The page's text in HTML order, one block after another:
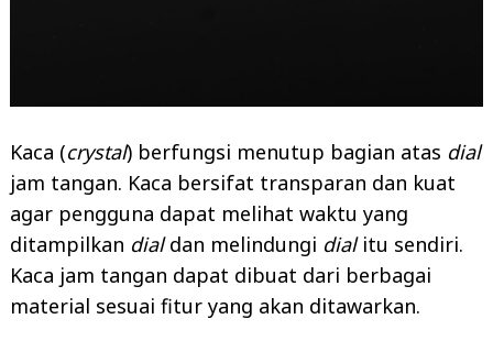
Kaca (crystal) berfungsi menutup bagian atas dial
jam tangan. Kaca bersifat transparan dan kuat
agar pengguna dapat melihat waktu yang
ditampilkan dialdan melindungi dialitu sendiri.
Kaca jam tangan dapat dibuat dari berbagai
material sesuai fitur yang akan ditawarkan.